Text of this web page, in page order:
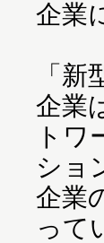
企業
「
企業
トワ
ショ
企業
って